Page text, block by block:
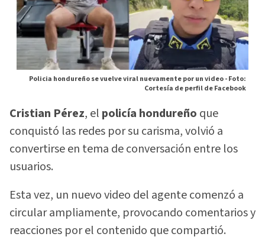
Policia hondureño se vuelve viral nuevamente por un video -Foto:
Cortesía de perfil de Facebook
Cristian Pérez, el policía hondureño que
conquistó las redes por su carisma, volvió a
convertirse en tema de conversación entre los
usuarios.
Esta vez, un nuevo video del agente comenzó a
circular ampliamente, provocando comentarios y
reacciones por el contenido que compartió.